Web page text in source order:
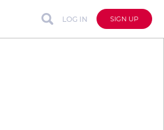
LOG IN SIGN UP